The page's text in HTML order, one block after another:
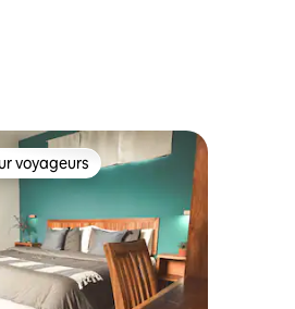
de 102 commentaires : 4,88 sur 5
voyageurs
voyageurs